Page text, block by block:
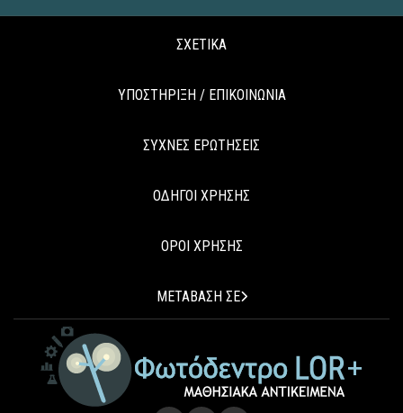
ΣΧΕΤΙΚΑ
ΥΠΟΣΤΗΡΙΞΗ / ΕΠΙΚΟΙΝΩΝΙΑ
ΣΥΧΝΕΣ ΕΡΩΤΗΣΕΙΣ
ΟΔΗΓΟΙ ΧΡΗΣΗΣ
ΟΡΟΙ ΧΡΗΣΗΣ
ΜΕΤΑΒΑΣΗ ΣΕ